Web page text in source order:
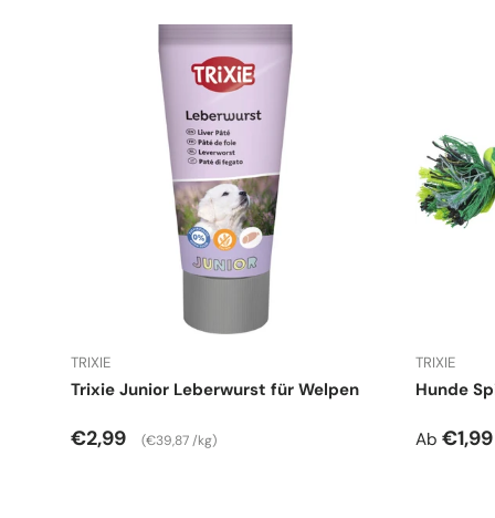
TRIXIE
Trixie Junior Leberwurst für Welpen
Normaler Preis
€2,99 Grundpreis
€39,87 /kg
TRIXIE
Hunde
Ab €1,99